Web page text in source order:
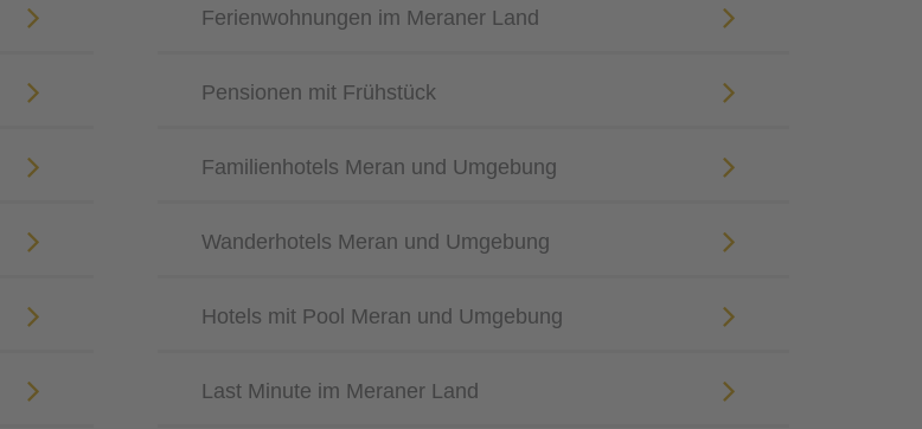
Ferienwohnungen im Meraner Land
Pensionen mit Frühstück
Familienhotels Meran und Umgebung
Wanderhotels Meran und Umgebung
Hotels mit Pool Meran und Umgebung
Last Minute im Meraner Land